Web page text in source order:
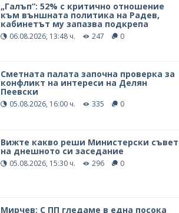
„Галъп“: 52% с критично отношение
към външната политика на Радев,
кабинетът му запазва подкрепа
06.08.2026, 13:48 ч. 247 0
Сметната палата започна проверка за
конфликт на интереси на Делян
Пеевски
05.08.2026, 16:00 ч. 335 0
Вижте какво реши Министерски съвет
на днешното си заседание
05.08.2026, 15:30 ч. 296 0
Мирчев: С ПП гледаме в една посока